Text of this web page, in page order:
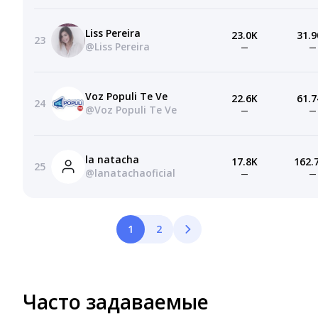
23
Liss Pereira
@Liss Pereira
23.0K
— —
24
Voz Populi Te Ve
@Voz Populi Te Ve
22.6K
— —
25
la natacha
@lanatachaoficial
17.8K
— —
1 2
Часто задаваемые